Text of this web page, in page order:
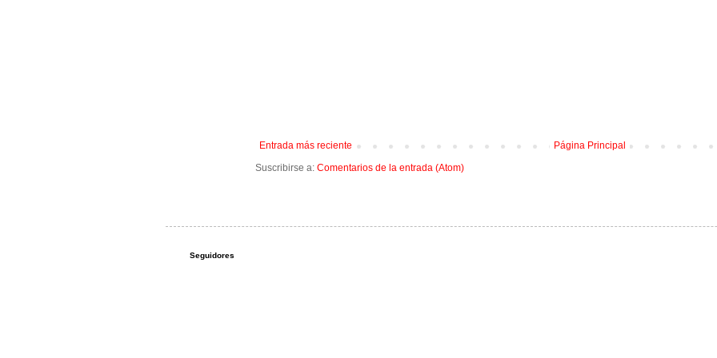
Entrada más reciente
Página Principal
Suscribirse a: Comentarios de la entrada (Atom)
Seguidores